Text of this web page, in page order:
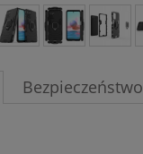
Bezpieczeństwo